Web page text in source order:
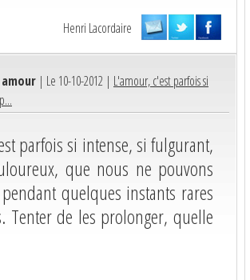
Henri Lacordaire
| Le 10-10-2012 | L'amour, c'est parfois si
parfois si intense, si fulgurant,
que nous ne pouvons
quelques instants rares
Tenter de les prolonger, quelle